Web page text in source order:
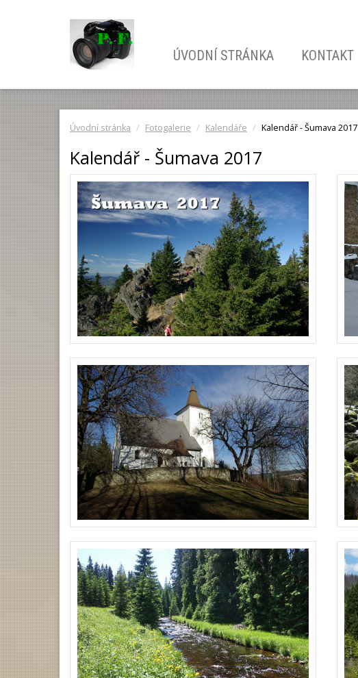
ÚVODNÍ STRÁNKA KONTAKT
Úvodní stránka Fotogalerie Kalendáře Kalendář - Šumava 2017
Kalendář - Šumava 2017